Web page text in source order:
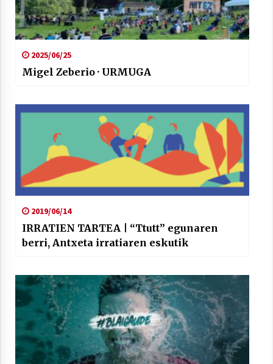
2025/06/25
Migel Zeberio · URMUGA
2019/06/14
IRRATIEN TARTEA | “Ttutt” egunaren
berri, Antxeta irratiaren eskutik